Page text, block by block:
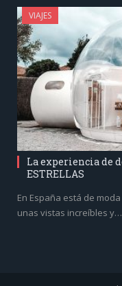
VIAJES
La experiencia de
ESTRELLAS
En España está de
unas vistas increíbles y…